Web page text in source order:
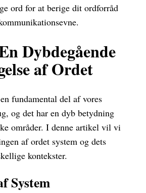
ord for at berige dit ordforråd
Dybdegående
af Ordet
fundamental del af vores
og det har en dyb betydning
områder. I denne artikel vil vi
af ordet system og dets
kontekster.
System